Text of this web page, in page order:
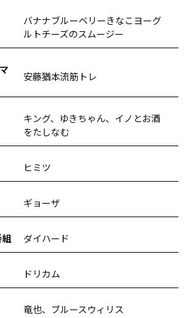
バナナブルーベリーきなこヨーグ
ルトチーズのスムージー
安藤猶本流筋トレ
キング、ゆきちゃん、イノとお酒
をたしなむ
ヒミツ
ギョーザ
ダイハード
ドリカム
竜也、ブルースウィリス